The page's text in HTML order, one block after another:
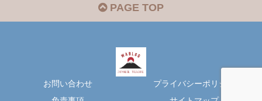
PAGE TOP
お問い合わせ
プライバシーポリシー